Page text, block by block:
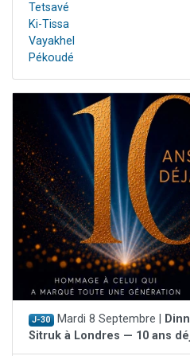
Tetsavé
Ki-Tissa
Vayakhel
Pékoudé
J-30 Mardi 8 Septembre |
Sitruk à Londres — 10 ans